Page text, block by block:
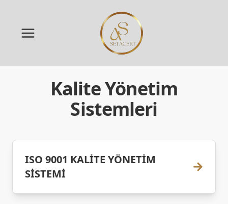
Kalite Yönetim
Sistemleri
ISO 9001 KALİTE YÖNETİM
SİSTEMİ